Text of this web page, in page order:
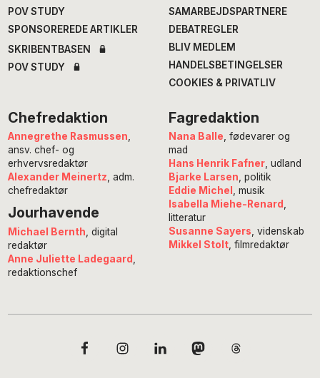
POV STUDY
SPONSOREREDE ARTIKLER
SKRIBENTBASEN
POV STUDY
SAMARBEJDSPARTNERE
DEBATREGLER
BLIV MEDLEM
HANDELSBETINGELSER
COOKIES & PRIVATLIV
Chefredaktion
Annegrethe Rasmussen,
ansv. chef- og
erhvervsredaktør
Alexander Meinertz, adm.
chefredaktør
Jourhavende
Michael Bernth , digital
redaktør
Anne Juliette Ladegaard
redaktionschef
Fagredaktion
Nana Balle, fødevarer og
mad
Hans Henrik Fafner, udland
Bjarke Larsen, politik
Eddie Michel , musik
Isabella Miehe-Renard ,
litteratur
Susanne Sayers, videnskab
Mikkel Stolt, filmredaktør